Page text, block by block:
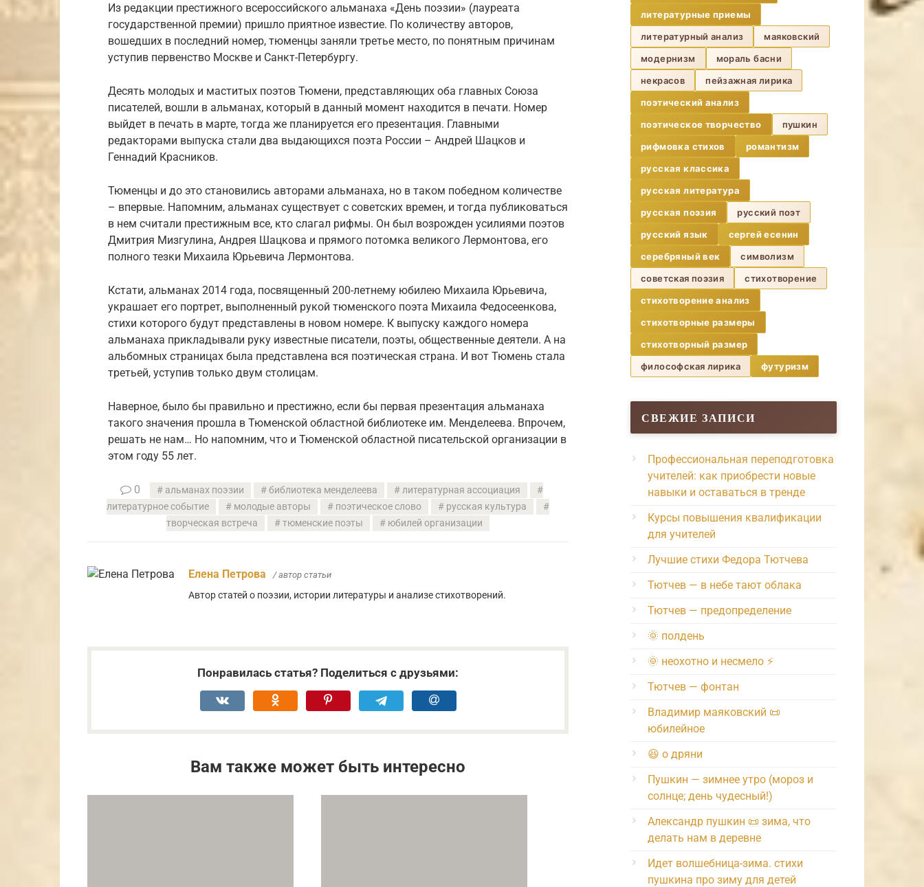
Из редакции престижного всероссийского альманаха «День поэзии» (лауреата
государственной премии) пришло приятное известие. По количеству авторов,
вошедших в последний номер, тюменцы заняли третье место, по понятным причинам
уступив первенство Москве и Санкт-Петербургу.
Десять молодых и маститых поэтов Тюмени, представляющих оба главных Союза
писателей, вошли в альманах, который в данный момент находится в печати. Номер
выйдет в печать в марте, тогда же планируется его презентация. Главными
редакторами выпуска стали два выдающихся поэта России – Андрей Шацков и
Геннадий Красников.
Тюменцы и до это становились авторами альманаха, но в таком победном количестве
– впервые. Напомним, альманах существует с советских времен, и тогда публиковаться
в нем считали престижным все, кто слагал рифмы. Он был возрожден усилиями поэтов
Дмитрия Мизгулина, Андрея Шацкова и прямого потомка великого Лермонтова, его
полного тезки Михаила Юрьевича Лермонтова.
Кстати, альманах 2014 года, посвященный 200-летнему юбилею Михаила Юрьевича,
украшает его портрет, выполненный рукой тюменского поэта Михаила Федосеенкова,
стихи которого будут представлены в новом номере. К выпуску каждого номера
альманаха прикладывали руку известные писатели, поэты, общественные деятели. А на
альбомных страницах была представлена вся поэтическая страна. И вот Тюмень стала
третьей, уступив только двум столицам.
Наверное, было бы правильно и престижно, если бы первая презентация альманаха
такого значения прошла в Тюменской областной библиотеке им. Менделеева. Впрочем,
решать не нам… Но напомним, что и Тюменской областной писательской организации в
этом году 55 лет.
0 альманах поэзии библиотека менделеева
литературная ассоциация
литературное событие
молодые авторы поэтическое слово
русская культура
творческая встреча
тюменские поэты юбилей организации
Елена Петрова / автор статьи
Автор статей о поэзии, истории литературы и анализе стихотворений.
Понравилась статья? Поделиться с друзьями:
Вам также может быть интересно
литературные приемы
литературный анализ
маяковский
модернизм
мораль басни
некрасов
пейзажная лирика
поэтический анализ
поэтическое творчество
пушкин
рифмовка стихов
романтизм
русская классика
русская литература
русская поэзия
русский поэт
русский язык
сергей есенин
серебряный век
символизм
советская поэзия
стихотворение
стихотворение анализ
стихотворные размеры
стихотворный размер
философская лирика
футуризм
СВЕЖИЕ ЗАПИСИ
Профессиональная переподготовка
учителей: как приобрести новые
навыки и оставаться в тренде
Курсы повышения квалификации
для учителей
Лучшие стихи Федора Тютчева
Тютчев — в небе тают облака
Тютчев — предопределение
🌞 полдень
🌞 неохотно и несмело ⚡️
Тютчев — фонтан
Владимир маяковский 📜
юбилейное
😆 о дряни
Пушкин — зимнее утро (мороз и
солнце; день чудесный!)
Александр пушкин 📜 зима, что
делать нам в деревне
Идет волшебница-зима. стихи
пушкина про зиму для детей